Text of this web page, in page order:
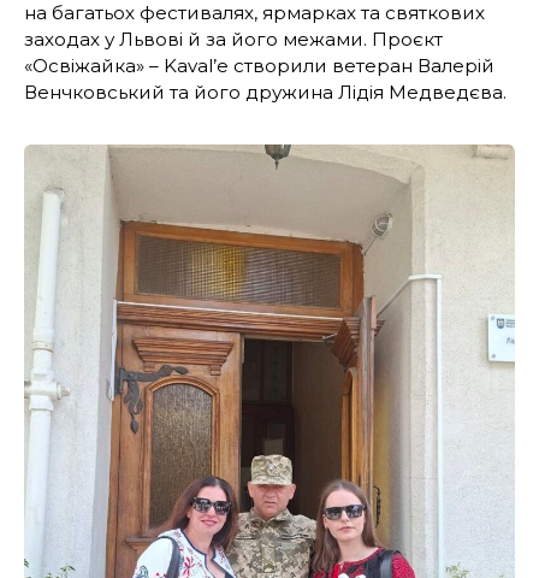
на багатьох фестивалях, ярмарках та святкових
заходах у Львові й за його межами. Проєкт
«Освіжайка» – Kaval’e створили ветеран Валерій
Венчковський та його дружина Лідія Медведєва.